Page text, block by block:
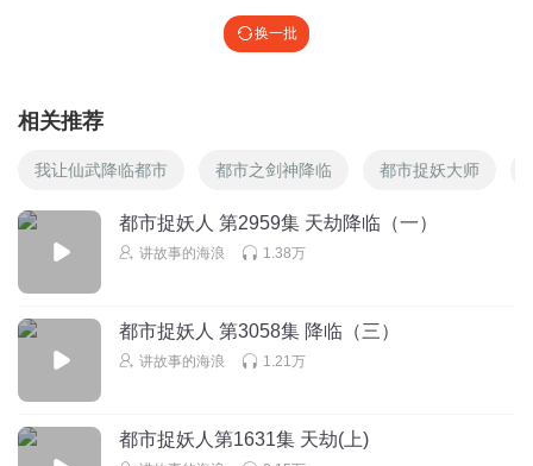
换一批
相关推荐
我让仙武降临都市 都市之剑神降临 都市捉妖大师
都市捉妖人 第2959集 天劫降临（一）
讲故事的海浪 1.38万
都市捉妖人 第3058集 降临（三）
讲故事的海浪 1.21万
都市捉妖人第1631集 天劫(上)